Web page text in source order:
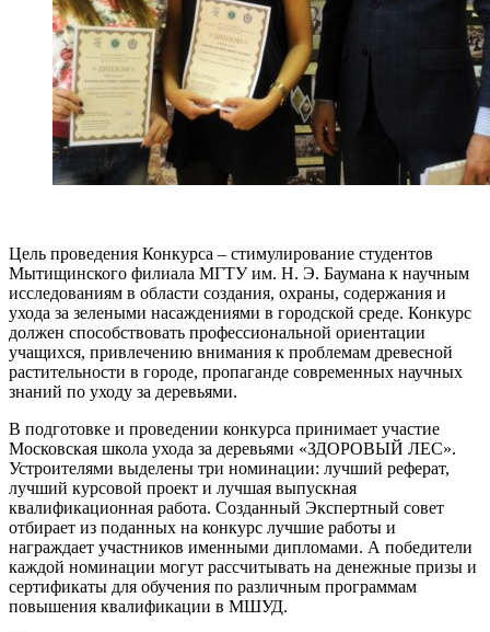
Цель проведения Конкурса – стимулирование студентов
Мытищинского филиала МГТУ им. Н. Э. Баумана к научным
исследованиям в области создания, охраны, содержания и
ухода за зелеными насаждениями в городской среде. Конкурс
должен способствовать профессиональной ориентации
учащихся, привлечению внимания к проблемам древесной
растительности в городе, пропаганде современных научных
знаний по уходу за деревьями.
В подготовке и проведении конкурса принимает участие
Московская школа ухода за деревьями «ЗДОРОВЫЙ ЛЕС».
Устроителями выделены три номинации: лучший реферат,
лучший курсовой проект и лучшая выпускная
квалификационная работа. Созданный Экспертный совет
отбирает из поданных на конкурс лучшие работы и
награждает участников именными дипломами. А победители
каждой номинации могут рассчитывать на денежные призы и
сертификаты для обучения по различным программам
повышения квалификации в МШУД.